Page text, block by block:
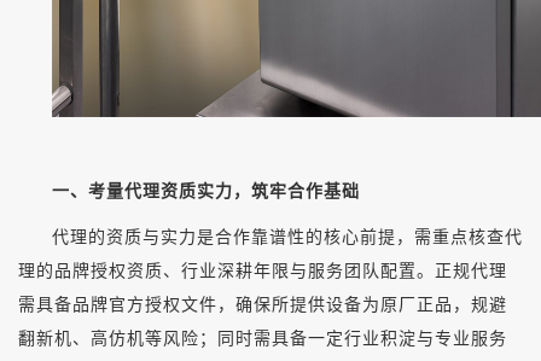
一、考量代理资质实力，筑牢合作基础
代理的资质与实力是合作靠谱性的核心前提，需重点核查代
理的品牌授权资质、行业深耕年限与服务团队配置。正规代理
需具备品牌官方授权文件，确保所提供设备为原厂正品，规避
翻新机、高仿机等风险；同时需具备一定行业积淀与专业服务